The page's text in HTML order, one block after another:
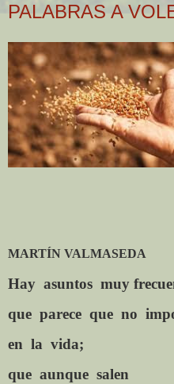
PALABRAS A
MARTÍN VALMASEDA
Hay asuntos muy
que parece que no
en la vida;
que aunque salen